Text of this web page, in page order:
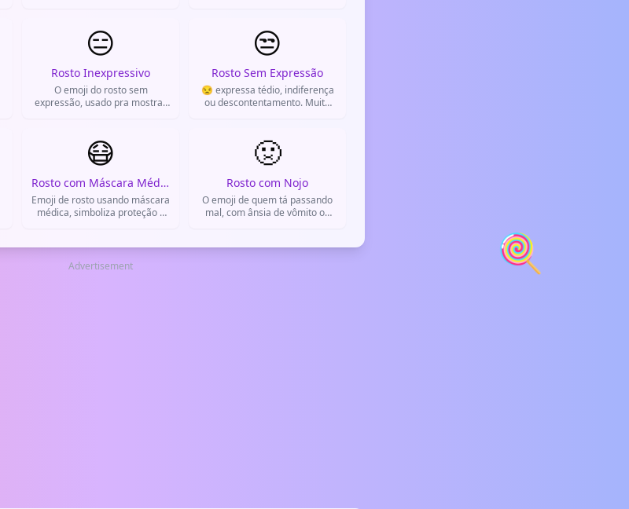
🍭
😑
Rosto Inexpressivo
O emoji do rosto sem
expressão, usado pra mostrar
😒
Rosto Sem Expressão
😒 expressa tédio, indiferença
ou descontentamento. Muito
😷
Rosto com Máscara Médica
Emoji de rosto usando máscara
médica, simboliza proteção e
🤢
Rosto com Nojo
O emoji de quem tá passando
mal, com ânsia de vômito ou
ou comida ruim.
Advertisement